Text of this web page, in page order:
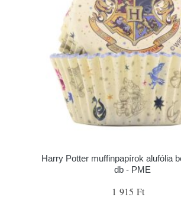
Harry Potter muffinpapírok alufólia
db - PME
1 915 Ft